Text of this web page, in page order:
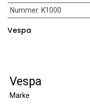
Nummer: K1000
Vespa
Vespa
Marke